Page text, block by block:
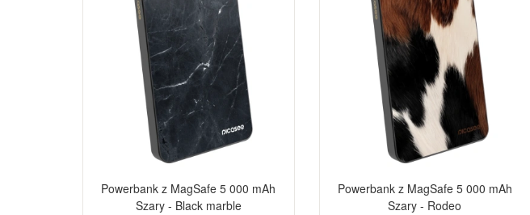
Powerbank z MagSafe 5 000 mAh
Szary - Black marble
Powerbank z MagSafe 5 000 mAh
Szary - Rodeo